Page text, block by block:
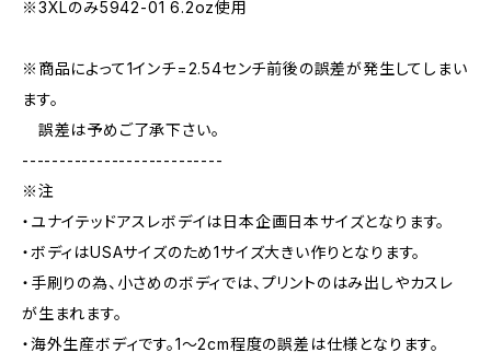
※3XLのみ5942-01 6.2oz使用
※商品によって1インチ=2.54センチ前後の誤差が発生してしまい
ます。
誤差は予めご了承下さい。
---------------------------
※注
・ユナイテッドアスレボデイは日本企画日本サイズとなります。
・ボディはUSAサイズのため1サイズ大きい作りとなります。
・手刷りの為、小さめのボディでは、プリントのはみ出しやカスレ
が生まれます。
・海外生産ボディです。1～2cm程度の誤差は仕様となります。